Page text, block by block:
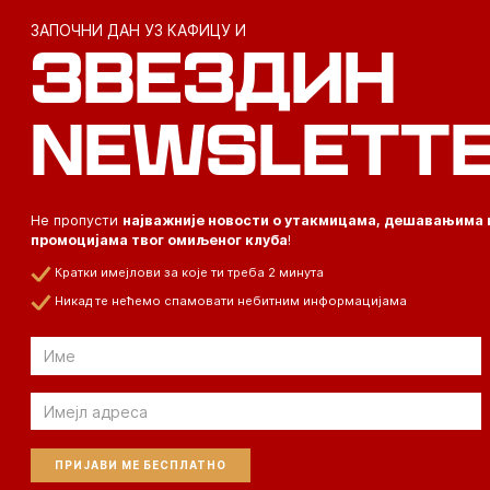
ЗАПОЧНИ ДАН УЗ КАФИЦУ И
ЗВЕЗДИН
Не пропусти најважније новости о утакмицама, дешавањима
промоцијама твог омиљеног клуба!
Кратки имејлови за које ти треба 2 минута
Никад те нећемо спамовати небитним информацијама
Email
Email